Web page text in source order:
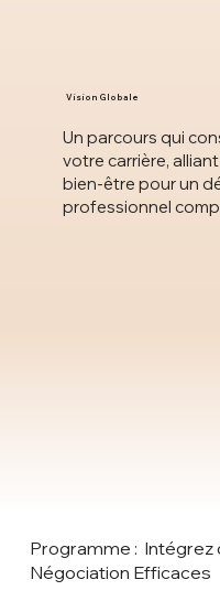
Un parcours qui
votre carrière,
bien-être pour un
professionnel
Vision Globale
Programme : Intégrez
Négociation Efficaces